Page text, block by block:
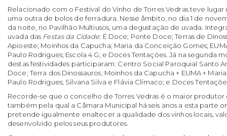
Relacionado com o Festival do Vinho de Torres Vedras teve
uma outra de bolos de ferradura. Nesse âmbito, no dia 1 de
da noite, no Pavilhão Multiusos, uma degustação de uvada.
uvada das Festas da Cidade: É Doce; Ponte Doce; Terras de
Apioeste; Moinhos da Capucha; Maria da Conceição Gomes;
Paulo Rodrigues; Escola 4 G; e Doces Tentações. Já na segunda
destas festividades participaram: Centro Social Paroquial Santo
Doce; Terra dos Dinossauros; Moinhos da Capucha + EUMA +
Paulo Rodrigues; Silvana Silva e Flávia Clímaco; e Doces
Recorde-se que o concelho de Torres Vedras é o maior produtor
também pela qual a Câmara Municipal há seis anos a esta parte
pretende igualmente enaltecer a qualidade dos vinhos locais,
desenvolvido pelos seus produtores.